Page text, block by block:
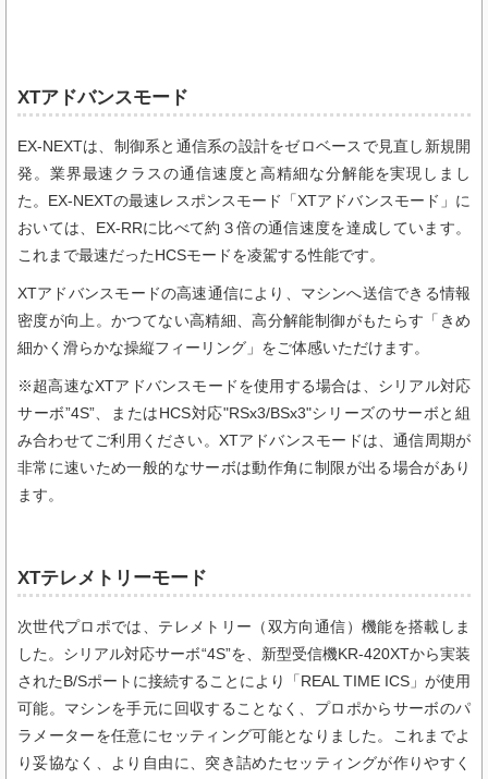
XTアドバンスモード
EX-NEXTは、制御系と通信系の設計をゼロベースで見直し新規開
発。業界最速クラスの通信速度と高精細な分解能を実現しまし
た。EX-NEXTの最速レスポンスモード「XTアドバンスモード」に
おいては、EX-RRに比べて約３倍の通信速度を達成しています。
これまで最速だったHCSモードを凌駕する性能です。
XTアドバンスモードの高速通信により、マシンへ送信できる情報
密度が向上。かつてない高精細、高分解能制御がもたらす「きめ
細かく滑らかな操縦フィーリング」をご体感いただけます。
※超高速なXTアドバンスモードを使用する場合は、シリアル対応
サーボ”4S”、またはHCS対応"RSx3/BSx3"シリーズのサーボと組
み合わせてご利用ください。XTアドバンスモードは、通信周期が
非常に速いため一般的なサーボは動作角に制限が出る場合があり
ます。
XTテレメトリーモード
次世代プロポでは、テレメトリー（双方向通信）機能を搭載しま
した。シリアル対応サーボ“4S”を、新型受信機KR-420XTから実装
されたB/Sポートに接続することにより「REAL TIME ICS」が使用
可能。マシンを手元に回収することなく、プロポからサーボのパ
ラメーターを任意にセッティング可能となりました。これまでよ
り妥協なく、より自由に、突き詰めたセッティングが作りやすく